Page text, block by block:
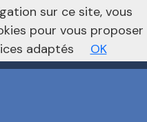
Vers le site national
sur ce site, vous
pour vous proposer
adaptés
OK